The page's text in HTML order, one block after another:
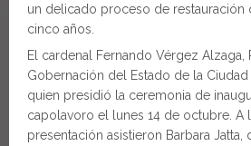
un delicado proceso de restauración
cinco años.
El cardenal Fernando Vérgez Alzaga,
Gobernación del Estado de la
quien presidió la ceremonia de
capolavoro el lunes 14 de octubre. A
presentación asistieron Barbara Jatta,